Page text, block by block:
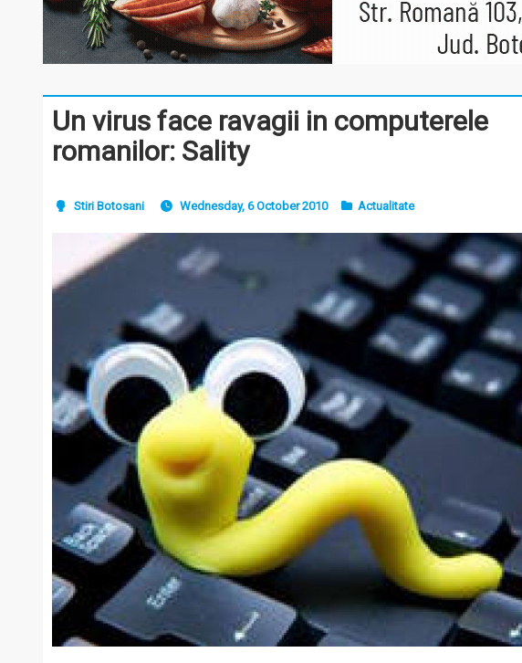
Un virus face ravagii in computerele
romanilor: Sality
Stiri Botosani Wednesday, 6 October 2010 Actualitate